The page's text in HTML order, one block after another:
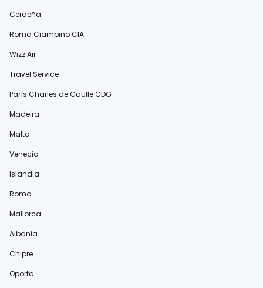
Cerdeña
Roma Ciampino CIA
Wizz Air
Travel Service
París Charles de Gaulle CDG
Madeira
Malta
Venecia
Islandia
Roma
Mallorca
Albania
Chipre
Oporto